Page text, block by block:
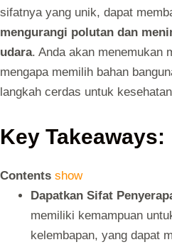
sifatnya yang unik, dapat
mengurangi polutan dan
udara. Anda akan menemukan
mengapa memilih bahan
langkah cerdas untuk
Key Takeaways:
Contents show
Dapatkan Sifat
memiliki kemampuan
kelembapan, yang dapat